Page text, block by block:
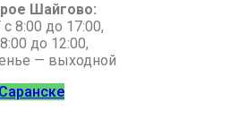
Шайгово:
8:00 до 17:00,
до 12:00,
— выходной